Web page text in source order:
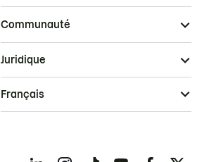
Communauté
Juridique
Français